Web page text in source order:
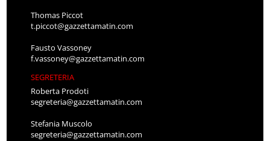
Thomas Piccot
t.piccot@gazzettamatin.com
Fausto Vassoney
f.vassoney@gazzettamatin.com
SEGRETERIA
Roberta Prodoti
segreteria@gazzettamatin.com
Stefania Muscolo
segreteria@gazzettamatin.com